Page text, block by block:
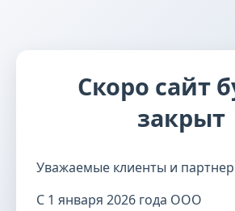
Скоро сайт
закрыт
Уважаемые клиенты и
С 1 января 2026 года ООО